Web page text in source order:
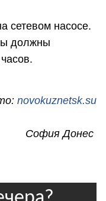
сетевом насосе.
должны
novokuznetsk.su
София Донес